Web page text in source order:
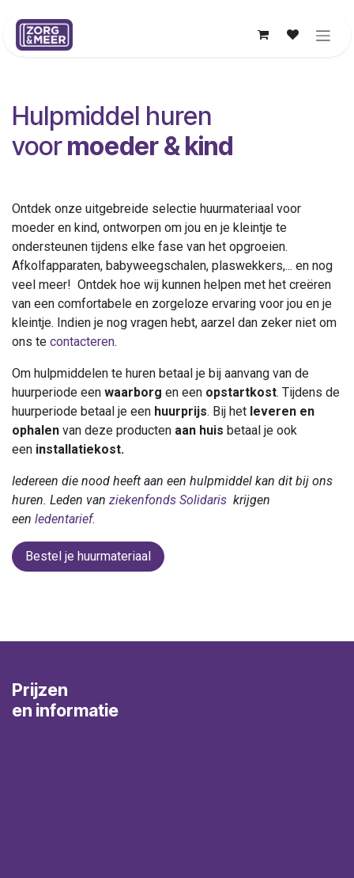
Hulpmiddel huren
voormoeder & kind
Ontdek onze uitgebreide selectie huurmateriaal voor
moeder en kind, ontworpen om jou en je kleintje te
ondersteunen tijdens elke fase van het opgroeien.
Afkolfapparaten, babyweegschalen, plaswekkers,... en nog
veel meer! Ontdek hoe wij kunnen helpen met het creëren
van een comfortabele en zorgeloze ervaring voor jou en je
kleintje. Indien je nog vragen hebt, aarzel dan zeker niet om
ons te contacteren.
Om hulpmiddelen te huren betaal je bij aanvang van de
huurperiode een waarborg en een opstartkost. Tijdens de
huurperiode betaal je een huurprijs. Bij het leveren en
ophalen van deze producten aan huis betaal je ook
een installatiekost.
Iedereen die nood heeft aan een hulpmiddel kan dit bij ons
huren. Leden van ziekenfonds Solidaris krijgen
een ledentarief.
Bestel je huurmateriaal
Prijzen
en informatie